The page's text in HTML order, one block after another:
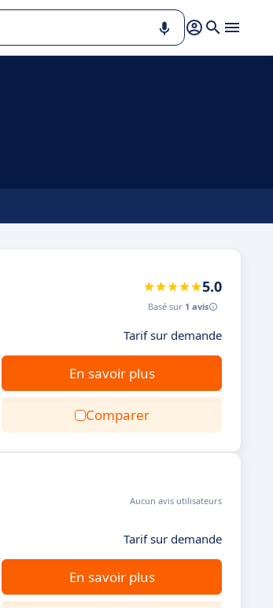
5.0
Basé sur 1 avis
Tarif sur demande
En savoir plus
Comparer
Aucun avis utilisateurs
Tarif sur demande
En savoir plus